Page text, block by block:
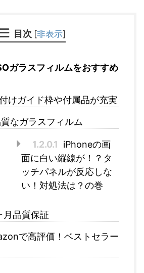
目次 [非表示]
ガラスフィルムをおすすめ
けガイド枠や付属品が充実
なガラスフィルム
1.2.0.1
iPhoneの画
面に白い縦線が！？タ
ッチパネルが反応しな
い！対処法は？の巻
月品質保証
で高評価！ベストセラー